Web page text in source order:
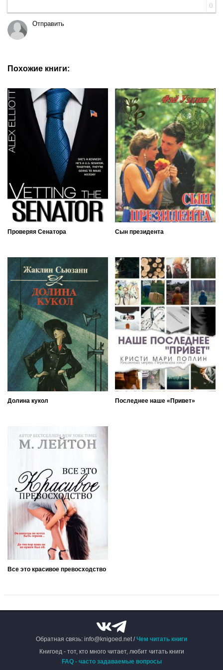
0
Отправить
Похожие книги:
Проверяя Сенатора Сын президента
Долина кукол Последнее наше «Привет»
Все это красивое превосходство
Обратная связь: info@knigoed.net /Чем читать книги
Книгоед - тот, кто много читает, любит читать книги
FAQ - часто задаваемые вопросы